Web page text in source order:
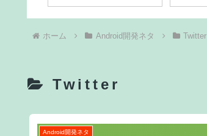
ホーム Android開発ネタ Twitter
Twitter
Android開発ネタ